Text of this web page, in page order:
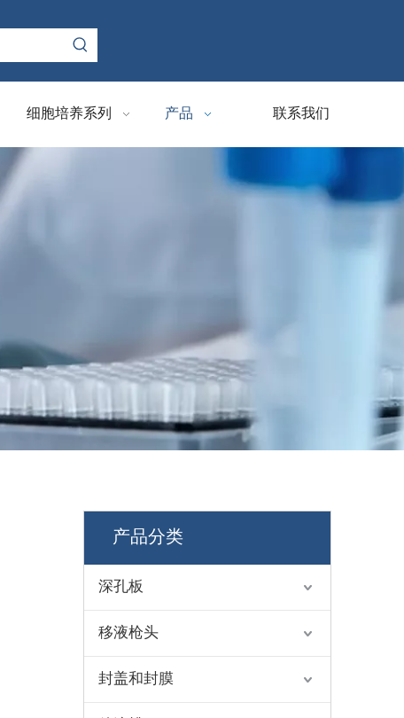
细胞培养系列 产品 联系我们
产品分类
深孔板
移液枪头
封盖和封膜